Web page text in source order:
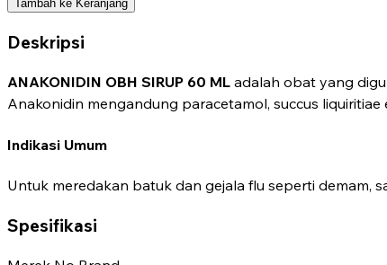
Tambah ke Keranjang
Deskripsi
ANAKONIDIN OBH SIRUP 60 ML adalah obat yang
Anakonidin mengandung paracetamol, succus
Indikasi Umum
Untuk meredakan batuk dan gejala flu seperti demam,
Spesifikasi